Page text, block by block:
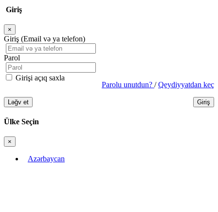
Giriş
×
Bağla
Giriş (Email və ya telefon)
Parol
Girişi açıq saxla
Parolu unutdun? /Qeydiyyatdan keç
Ləğv et Giriş
Ülke Seçin
×
Bağla
Azərbaycan